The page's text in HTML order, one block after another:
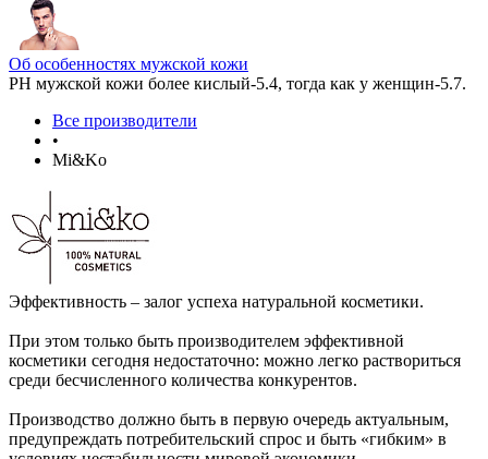
Об особенностях мужской кожи
РН мужской кожи более кислый-5.4, тогда как у женщин-5.7.
Все производители
•
Mi&Ko
Эффективность – залог успеха натуральной косметики.
При этом только быть производителем эффективной
косметики сегодня недостаточно: можно легко раствориться
среди бесчисленного количества конкурентов.
Производство должно быть в первую очередь актуальным,
предупреждать потребительский спрос и быть «гибким» в